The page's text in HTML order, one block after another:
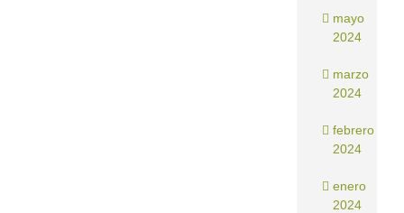
mayo
2024
marzo
2024
febrero
2024
enero
2024